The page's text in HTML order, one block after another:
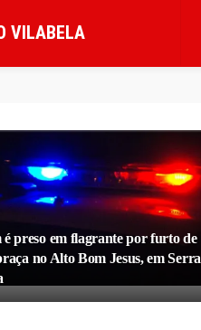
VILABELA
é preso em flagrante por furto de
no Alto Bom Jesus, em Serra